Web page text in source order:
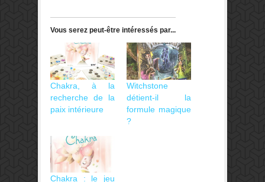
Vous serez peut-être intéressés par...
Chakra, à la
recherche de la
paix intérieure
Witchstone
détient-il la
formule magique
?
Chakra : le jeu